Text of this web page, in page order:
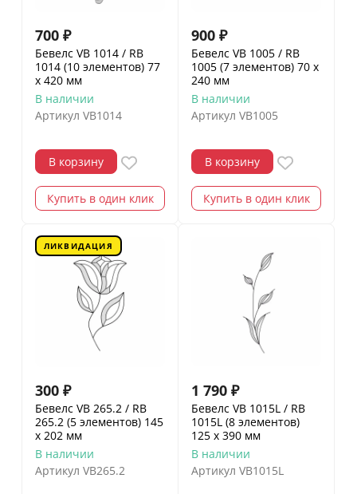
700 ₽
Бевелс VB 1014 / RB
1014 (10 элементов) 77
х 420 мм
В наличии
Артикул VB1014
В корзину
Купить в один клик
900 ₽
Бевелс VB 1005 / RB
1005 (7 элементов) 70 х
240 мм
В наличии
Артикул VB1005
В корзину
Купить в один клик
ЛИКВИДАЦИЯ
300 ₽
Бевелс VB 265.2 / RB
265.2 (5 элементов) 145
х 202 мм
В наличии
Артикул VB265.2
1 790 ₽
Бевелс VB 1015L / RB
1015L (8 элементов)
125 х 390 мм
В наличии
Артикул VB1015L